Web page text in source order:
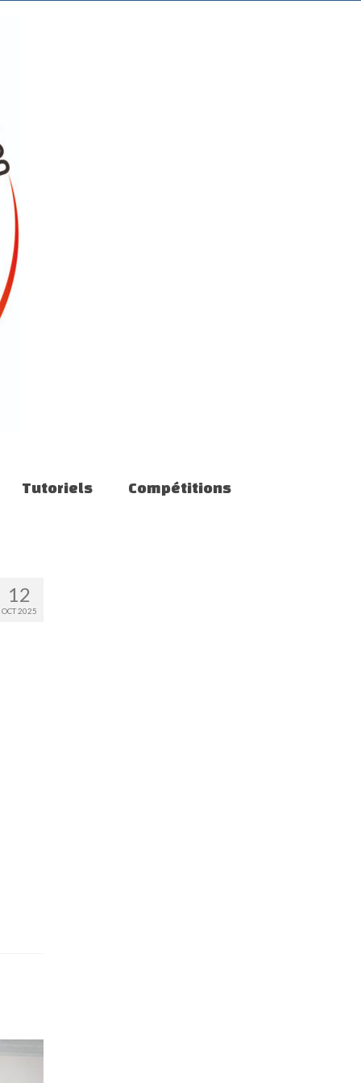
Tutoriels
Compétitions
12
OCT 2025